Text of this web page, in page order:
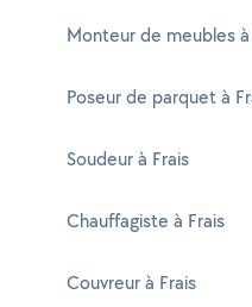
Monteur de meubles à
Poseur de parquet à
Soudeur à Frais
Chauffagiste à Frais
Couvreur à Frais